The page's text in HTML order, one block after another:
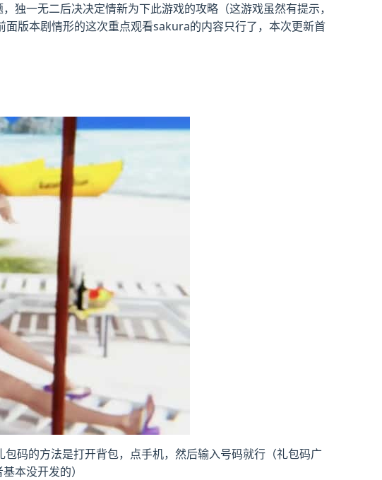
独一无二后决决定情新为下此游戏的攻略（这游戏虽然有提示，
版本剧情形的这次重点观看sakura的内容只行了，本次更新首
码的方法是打开背包，点手机，然后输入号码就行（礼包码广
本没开发的）